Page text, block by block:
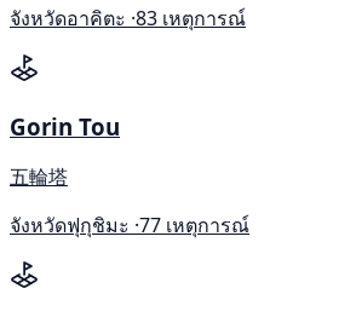
จังหวัดอาคิตะ ·83 เหตุการณ์
Gorin Tou
五輪塔
จังหวัดฟุกุชิมะ ·77 เหตุการณ์